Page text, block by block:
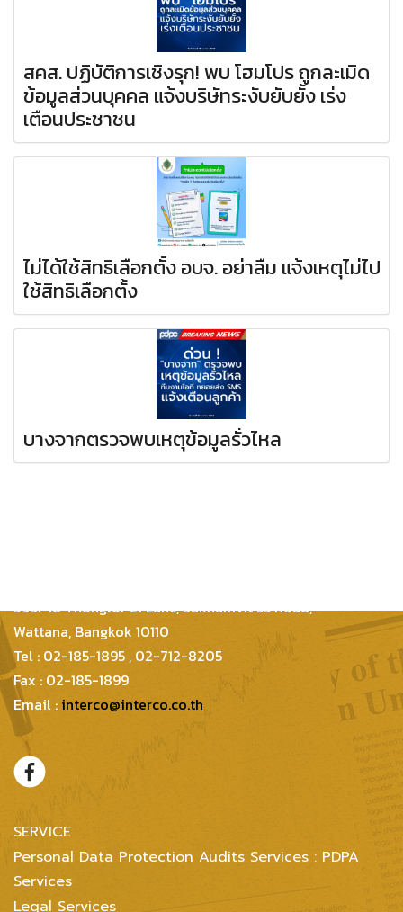
สคส. ปฏิบัติการเชิงรุก! พบ โฮมโปร ถูกละเมิด
ข้อมูลส่วนบุคคล แจ้งบริษัทระงับยับยั้ง เร่ง
เตือนประชาชน
ไม่ได้ใช้สิทธิเลือกตั้ง อบจ. อย่าลืม แจ้งเหตุไม่ไป
ใช้สิทธิเลือกตั้ง
บางจากตรวจพบเหตุข้อมูลรั่วไหล
399/48 Thonglor 21 Lane, Sukhumvit 55 Road,
Wattana, Bangkok 10110
Tel : 02-185-1895 , 02-712-8205
Fax : 02-185-1899
Email : interco@interco.co.th
SERVICE
Personal Data Protection Audits Services : PDPA
Services
Legal Services